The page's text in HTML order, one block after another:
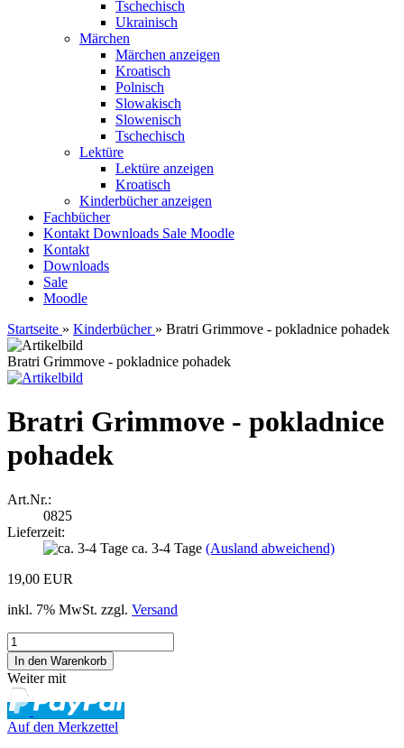
Tschechisch
Ukrainisch
Märchen
Märchen anzeigen
Kroatisch
Polnisch
Slowakisch
Slowenisch
Tschechisch
Lektüre
Lektüre anzeigen
Kroatisch
Kinderbücher anzeigen
Fachbücher
Kontakt Downloads Sale Moodle
Kontakt
Downloads
Sale
Moodle
Startseite » Kinderbücher » Bratri Grimmove - pokladnice pohadek
Bratri Grimmove - pokladnice pohadek
Bratri Grimmove - pokladnice
pohadek
Art.Nr.:
0825
Lieferzeit:
ca. 3-4 Tage (Ausland abweichend)
19,00 EUR
inkl. 7% MwSt. zzgl. Versand
Weiter mit
Auf den Merkzettel